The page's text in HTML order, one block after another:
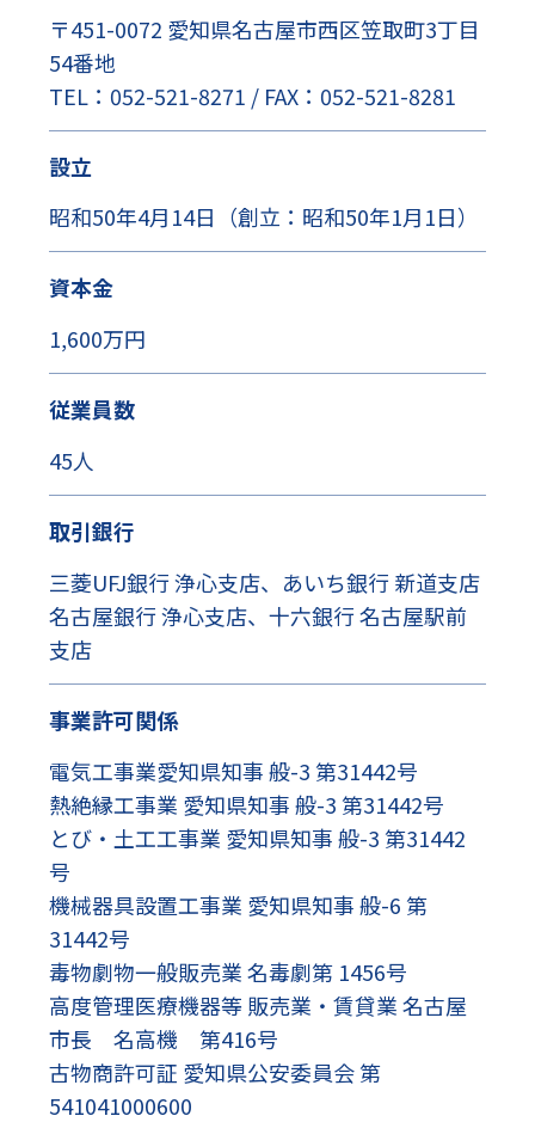
〒451-0072 愛知県名古屋市西区笠取町3丁目
54番地
TEL：052-521-8271 / FAX：052-521-8281
設立
昭和50年4月14日（創立：昭和50年1月1日）
資本金
1,600万円
従業員数
45人
取引銀行
三菱UFJ銀行 浄心支店、あいち銀行 新道支店
名古屋銀行 浄心支店、十六銀行 名古屋駅前
支店
事業許可関係
電気工事業愛知県知事 般-3 第31442号
熱絶縁工事業 愛知県知事 般-3 第31442号
とび・土工工事業 愛知県知事 般-3 第31442
号
機械器具設置工事業 愛知県知事 般-6 第
31442号
毒物劇物一般販売業 名毒劇第 1456号
高度管理医療機器等 販売業・賃貸業 名古屋
市長 名高機 第416号
古物商許可証 愛知県公安委員会 第
541041000600